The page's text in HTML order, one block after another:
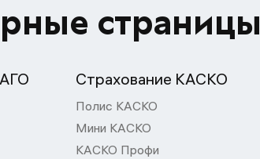
страницы
Страхование КАСКО
Полис КАСКО
Мини КАСКО
КАСКО Профи